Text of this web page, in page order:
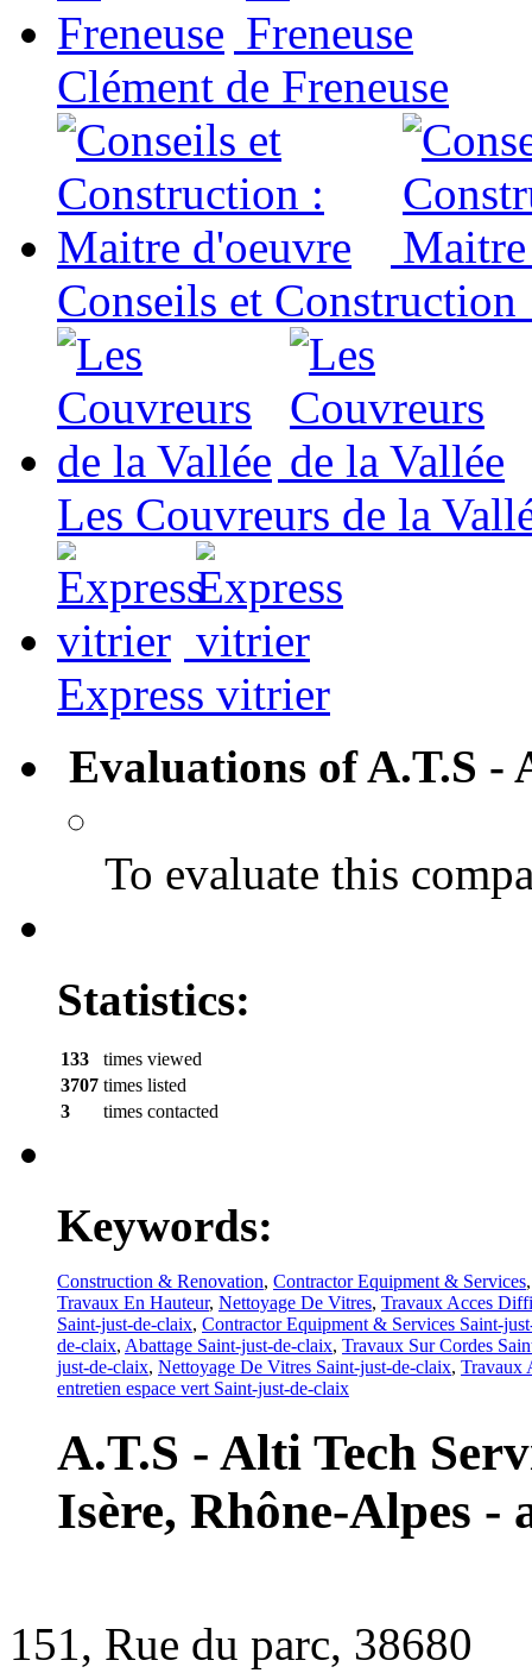
Clément de Freneuse
Conseils et
Les Couvreurs de la
Express vitrier
Evaluations of A.T.S -
To evaluate this
Statistics:
133
times viewed
3707 times listed
3
times contacted
Keywords:
Construction & Renovation, Contractor Equipment & Services
Travaux En Hauteur, Nettoyage De Vitres, Travaux Acces
Saint-just-de-claix, Contractor Equipment & Services Saint-
de-claix, Abattage Saint-just-de-claix, Travaux Sur Cordes
just-de-claix, Nettoyage De Vitres Saint-just-de-claix, Travaux
entretien espace vert Saint-just-de-claix
A.T.S - Alti Tech
Isère, Rhône-Alpes -
151, Rue du parc, 38680